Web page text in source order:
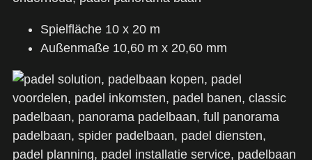
Spielfläche 10 x 20 m
Außenmaße 10,60 m x 20,60 mm